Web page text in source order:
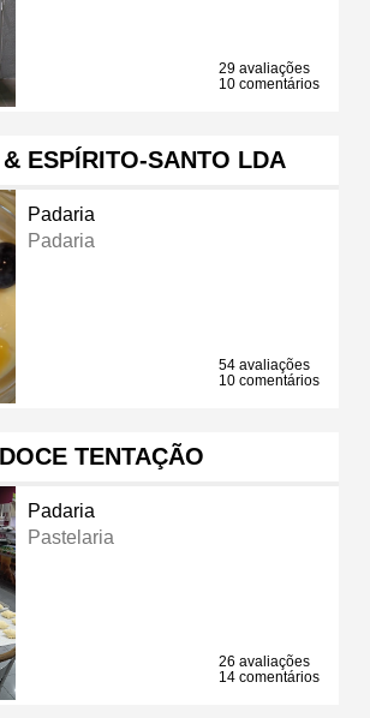
29 avaliações
10 comentários
ESPÍRITO-SANTO LDA
Padaria
Padaria
54 avaliações
10 comentários
DOCE TENTAÇÃO
Padaria
Pastelaria
26 avaliações
14 comentários